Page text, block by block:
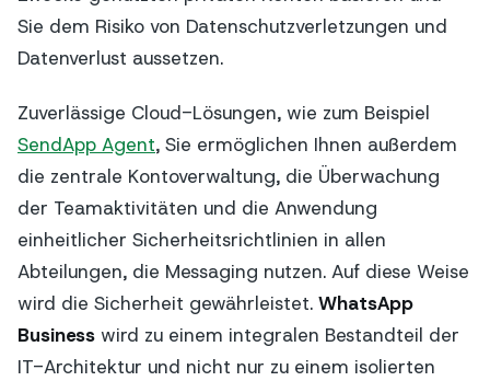
Sie dem Risiko von Datenschutzverletzungen und
Datenverlust aussetzen.
Zuverlässige Cloud-Lösungen, wie zum Beispiel
SendApp Agent, Sie ermöglichen Ihnen außerdem
die zentrale Kontoverwaltung, die Überwachung
der Teamaktivitäten und die Anwendung
einheitlicher Sicherheitsrichtlinien in allen
Abteilungen, die Messaging nutzen. Auf diese Weise
wird die Sicherheit gewährleistet. WhatsApp
Business wird zu einem integralen Bestandteil der
IT-Architektur und nicht nur zu einem isolierten